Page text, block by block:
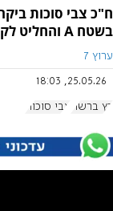
ח"כ צבי סוכות
בשטח A והחליט לקפוץ אל המים. צפו
ערוץ 7
25.05.26, 18:03
רץ ברשת צבי סוכות